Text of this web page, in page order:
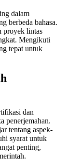
dalam
berbeda bahasa.
proyek lintas
Mengikuti
tepat untuk
dan
penerjemahan.
tentang aspek-
syarat untuk
penting,